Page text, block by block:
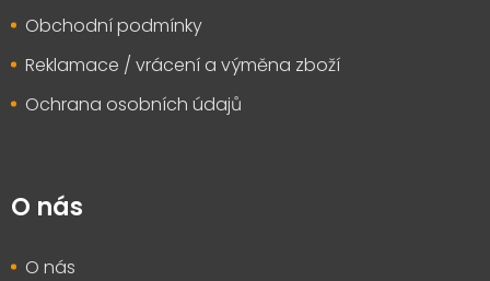
Obchodní podmínky
Reklamace / vrácení a výměna zboží
Ochrana osobních údajů
O nás
O nás